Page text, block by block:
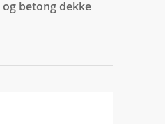
og betong dekke